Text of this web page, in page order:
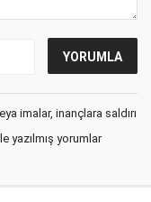
imalar, inançlara saldırı
yazılmış yorumlar